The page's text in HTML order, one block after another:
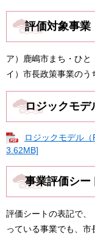
評価対象事業
ア）鹿嶋市まち・ひ
イ）市長政策事業のう
ロジックモデ
ロジックモデル
3.62MB]
事業評価シー
評価シートの表記で、
っている事業でも、